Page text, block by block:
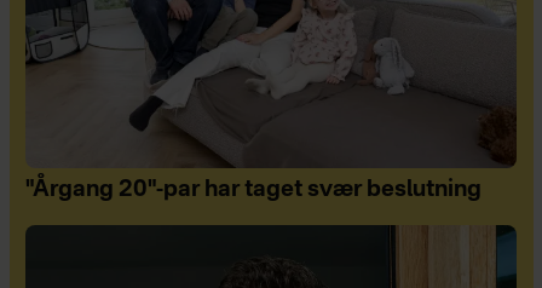
"Årgang 20"-par har taget svær beslutning